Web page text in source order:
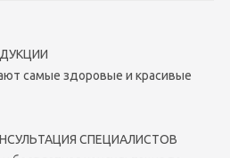
самые здоровые и красивые
СПЕЦИАЛИСТОВ